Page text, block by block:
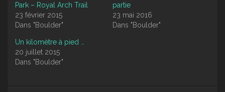
Park – Royal Arch Trail
23 février 2015
Dans "Boulder"
partie
23 mai 2016
Dans "Boulder"
Un kilomètre à pied …
20 juillet 2015
Dans "Boulder"